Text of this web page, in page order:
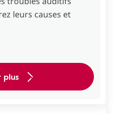
leurs causes et
plus